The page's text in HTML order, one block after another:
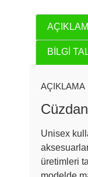
BILGI
AÇIKLAMA
Unisex
üretimleri